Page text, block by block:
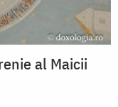
al Maicii